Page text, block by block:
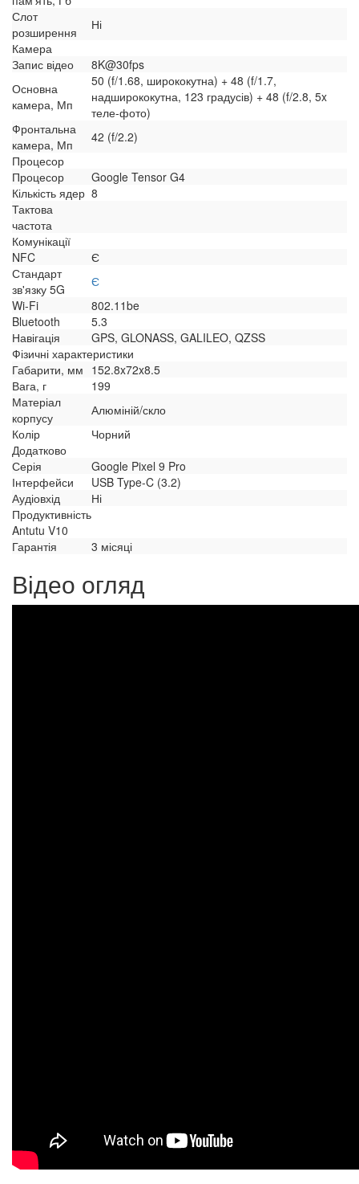
Слот
розширення
Ні
Камера
Запис відео
8K@30fps
Основна
камера, Мп
50 (f/1.68, ширококутна) + 48 (f/1.7,
надширококутна, 123 градусів) + 48 (f/2.8, 5x
теле-фото)
Фронтальна
камера, Мп
42 (f/2.2)
Процесор
Процесор
Google Tensor G4
Кількість ядер 8
Тактова
частота
Комунікації
NFC
Є
Стандарт
зв'язку 5G
Є
Wi-Fi
802.11be
Bluetooth
5.3
Навігація
GPS, GLONASS, GALILEO, QZSS
Фізичні характеристики
Габарити, мм 152.8x72x8.5
Вага, г
199
Матеріал
корпусу
Алюміній/скло
Колір
Чорний
Додатково
Серія
Google Pixel 9 Pro
Інтерфейси
USB Type-C (3.2)
Аудіовхід
Ні
Продуктивність
Antutu V10
Гарантія
3 місяці
Відео огляд